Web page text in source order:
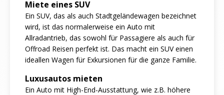
Miete eines SUV
Ein SUV, das als auch Stadtgeländewagen bezeichnet
wird, ist das normalerweise ein Auto mit
Allradantrieb, das sowohl für Passagiere als auch für
Offroad Reisen perfekt ist. Das macht ein SUV einen
ideallen Wagen für Exkursionen für die ganze Familie.
Luxusautos mieten
Ein Auto mit High-End-Ausstattung, wie z.B. höhere